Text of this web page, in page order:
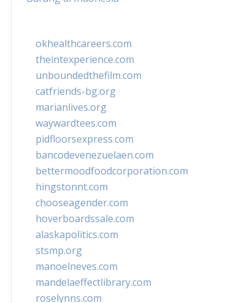
okhealthcareers.com
theintexperience.com
unboundedthefilm.com
catfriends-bg.org
marianlives.org
waywardtees.com
pidfloorsexpress.com
bancodevenezuelaen.com
bettermoodfoodcorporation.com
hingstonnt.com
chooseagender.com
hoverboardssale.com
alaskapolitics.com
stsmp.org
manoelneves.com
mandelaeffectlibrary.com
roselynns.com